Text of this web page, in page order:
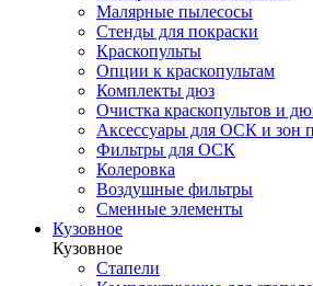
Малярные пылесосы
Стенды для покраски
Краскопульты
Опции к краскопультам
Комплекты дюз
Очистка краскопультов и
Аксессуары для ОСК и зон
Фильтры для ОСК
Колеровка
Воздушные фильтры
Сменные элементы
Кузовное
Кузовное
Стапели